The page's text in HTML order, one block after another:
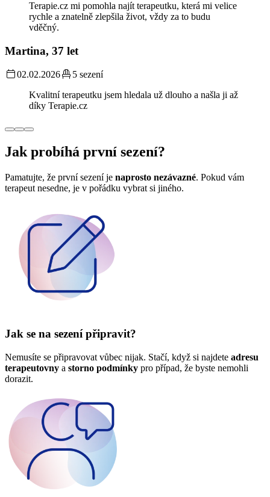
Terapie.cz mi pomohla najít terapeutku, která mi velice
rychle a znatelně zlepšila život, vždy za to budu
vděčný.
Martina, 37 let
02.02.2026
5 sezení
Kvalitní terapeutku jsem hledala už dlouho a našla ji až
díky Terapie.cz
Jak probíhá první sezení?
Pamatujte, že první sezení je naprosto nezávazné. Pokud vám
terapeut nesedne, je v pořádku vybrat si jiného.
Jak se na sezení připravit?
Nemusíte se připravovat vůbec nijak. Stačí, když si najdete adresu
terapeutovny a storno podmínky pro případ, že byste nemohli
dorazit.